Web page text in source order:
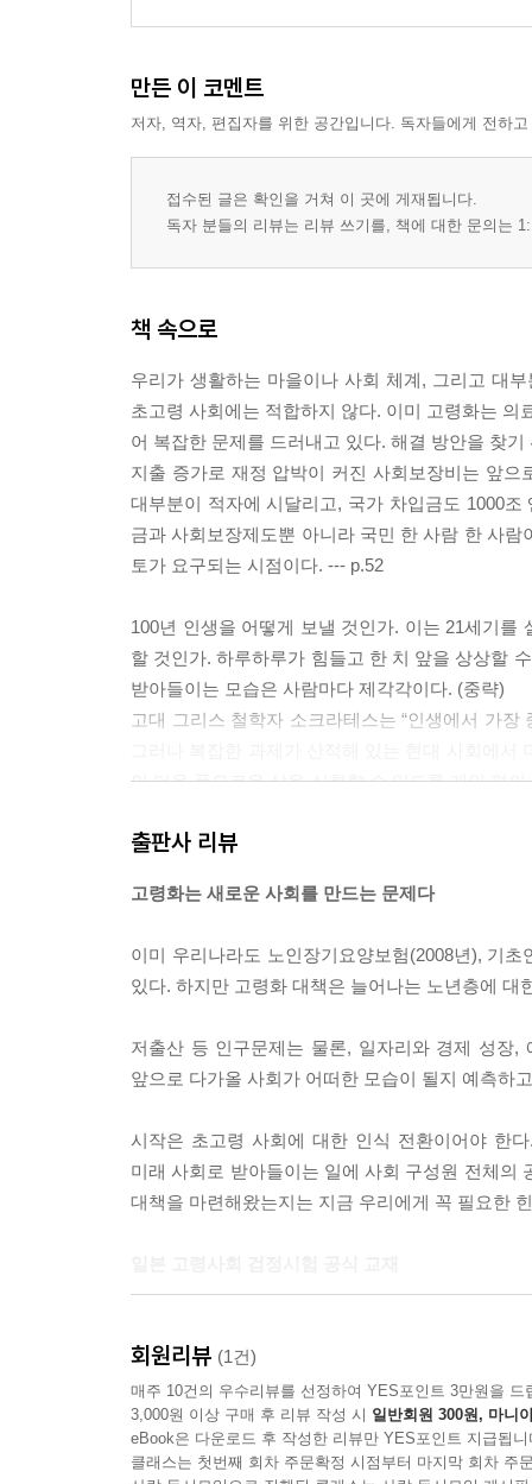
만든 이 코멘트
저자, 역자, 편집자를 위한 공간입니다. 독자들에게 전하
접수된 글은 확인을 거쳐 이 곳에 게재됩니다.
독자 분들의 리뷰는 리뷰 쓰기를, 책에 대한 문의는
책 속으로
우리가 생활하는 마을이나 사회 체계, 그리고 대
초고령 사회에는 적합하지 않다. 이미 고령화는
어 복잡한 문제를 드러내고 있다. 해결 방안을 찾
지출 증가로 재정 압박이 커진 사회보장비는 앞
대부분이 적자에 시달리고, 국가 차입금도 1000
금과 사회보장제도뿐 아니라 국민 한 사람 한 사
토가 요구되는 시점이다. --- p.52
100년 인생을 어떻게 보낼 것인가. 이는 21세기
할 것인가. 하루하루가 힘들고 한 치 앞을 상상할
받아들이는 모습은 사람마다 제각각이다. (중략)
고대 그리스 철학자 소크라테스는 “인생에서 가
인 더욱 풍요로운 삶을 실현할 수 있도록 개인 편
시스템이 이상적일까.
개인실에서 생활하며 익숙해진 직원과 함께 거실
다.
가 24시간 대응할 수 있도록 지원하는 방향으로
커뮤니티를 그룹 홈처럼 만드는 일(커뮤니티 리빙
가득한 마을을 떠올려보자. 고령사회는 고령자만
위해서는 어느 세대에 편중되지 않아야 한다. 세
--- p.455
출판사 리뷰
고령화는 새로운 사회를 만드는 문제다
이미 우리나라도 노인장기요양보험(2008년), 기
있다. 하지만 고령화 대책은 늘어나는 노년층에 대
저출산 등 인구문제는 물론, 일자리와 경제 성장,
앞으로 다가올 사회가 어떠한 모습이 될지 예측하
시작은 초고령 사회에 대한 인식 전환이어야 한
미래 사회로 받아들이는 일에 사회 구성원 전체의
대책을 마련해왔는지는 지금 우리에게 꼭 필요한
방대하다. 이런 이유로 연구소에는 여러 관련 학
있다. 실천적 학문의 특성상, 지역 사회와 함께
이 책은 연구소가 일본 사회의 고령화 인식이 낮
회원리뷰 (1건)
매주 10건의 우수리뷰를 선정하여 YES포인트 3만원을 드
3,000원 이상 구매 후 리뷰 작성 시 일반회원 300원, 마니
eBook은 다운로드 후 작성한 리뷰만 YES포인트 지급됩니
클래스는 첫번째 회차 주문확정 시점부터 마지막 회차 주